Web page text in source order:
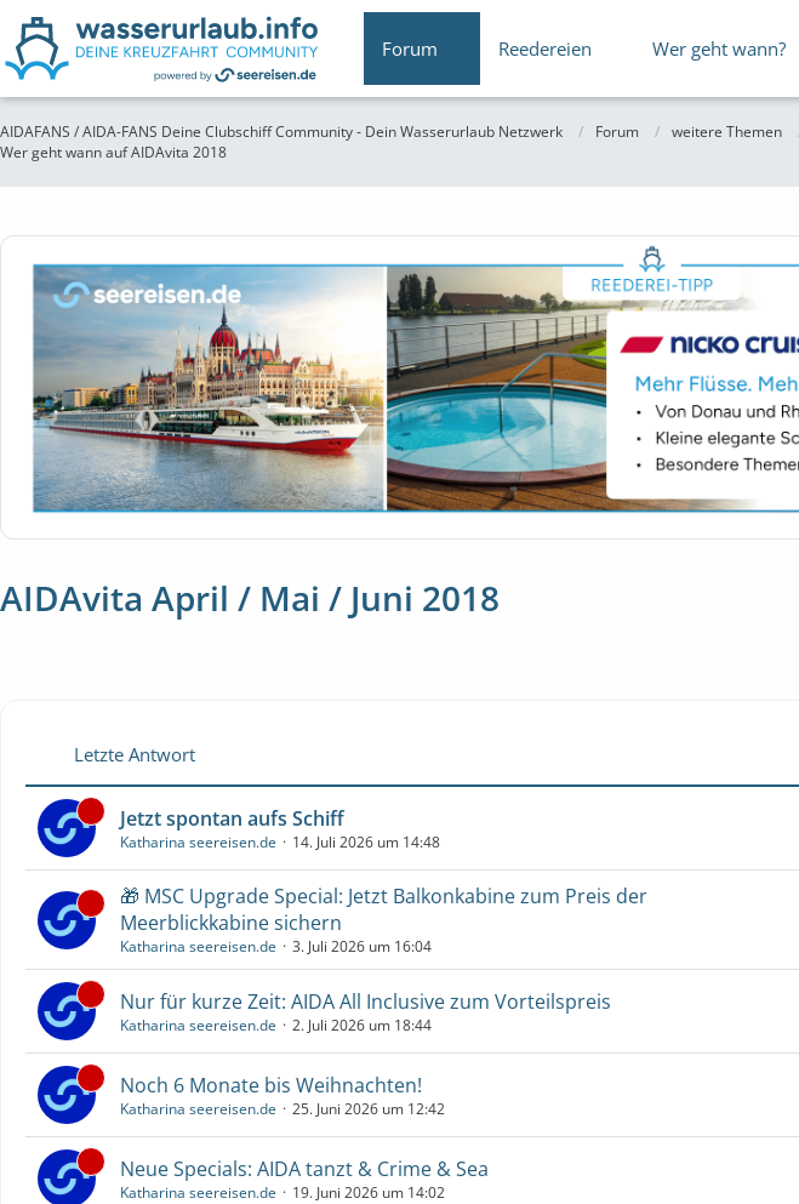
Forum Reedereien Wer geht wann?
AIDAFANS / AIDA-FANS Deine Clubschiff Community - Dein Wasserurlaub Netzwerk Forum weitere Themen
Wer geht wann auf AIDAvita 2018
AIDAvita April / Mai / Juni 2018
Letzte Antwort
Jetzt spontan aufs Schiff
Katharina seereisen.de 14. Juli 2026 um 14:48
🎁 MSC Upgrade Special: Jetzt Balkonkabine zum Preis der
Meerblickkabine sichern
Katharina seereisen.de 3. Juli 2026 um 16:04
Nur für kurze Zeit: AIDA All Inclusive zum Vorteilspreis
Katharina seereisen.de 2. Juli 2026 um 18:44
Noch 6 Monate bis Weihnachten!
Katharina seereisen.de 25. Juni 2026 um 12:42
Neue Specials: AIDA tanzt & Crime & Sea
Katharina seereisen.de 19. Juni 2026 um 14:02